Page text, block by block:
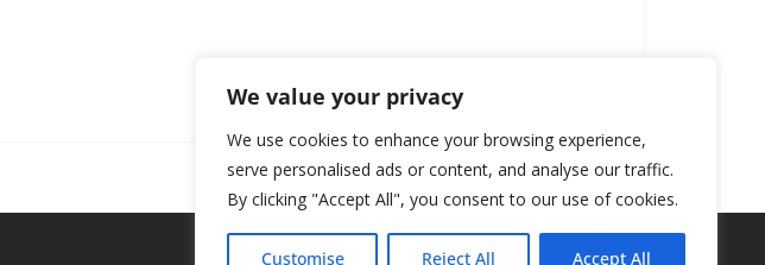
We value your privacy
We use cookies to enhance your browsing experience,
serve personalised ads or content, and analyse our traffic.
By clicking "Accept All", you consent to our use of cookies.
Customise Reject All Accept All